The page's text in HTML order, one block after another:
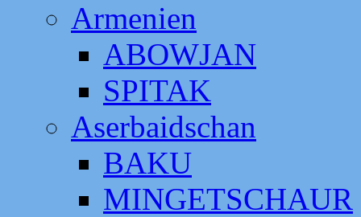
Armenien
ABOWJAN
SPITAK
Aserbaidschan
BAKU
MINGETSCHAUR